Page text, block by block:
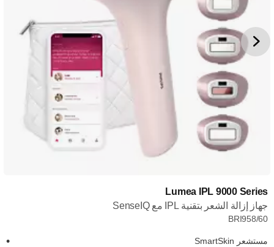
Lumea IPL 9000 Series
جهاز إزالة الشعر بتقنية IPL مع SenseIQ
BRI958/60
مستشعر SmartSkin